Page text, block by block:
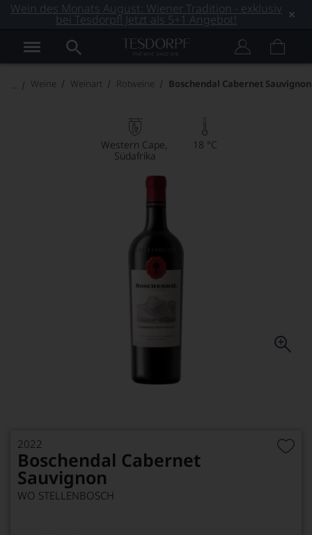
Wein des Monats August: Wiener Tradition - exklusiv
bei Tesdorpf! Jetzt als 5+1 Angebot!
Weine Weinart Rotweine Boschendal Cabernet Sauvignon
Western Cape
Südafrika
18 °C
2022
Boschendal Cabernet
Sauvignon
WO STELLENBOSCH